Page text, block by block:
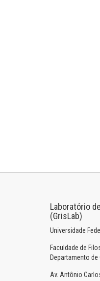
Laboratório
(GrisLab)
Universidade
Faculdade de
Departamento
Av. Antônio